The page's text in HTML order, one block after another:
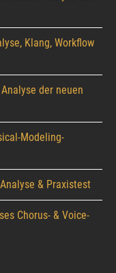
Klang, Workflow
der neuen
Modeling-
& Praxistest
Chorus- & Voice-